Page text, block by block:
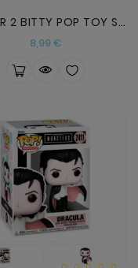
BLISTER 2 BITTY POP TOY STORY WOODY Y BUZZ
8,99 €Precio